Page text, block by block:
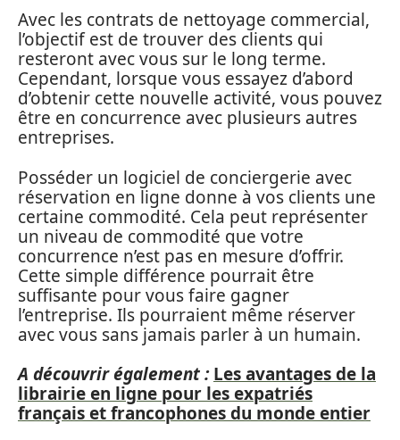
Avec les contrats de nettoyage commercial,
l’objectif est de trouver des clients qui
resteront avec vous sur le long terme.
Cependant, lorsque vous essayez d’abord
d’obtenir cette nouvelle activité, vous pouvez
être en concurrence avec plusieurs autres
entreprises.
Posséder un logiciel de conciergerie avec
réservation en ligne donne à vos clients une
certaine commodité. Cela peut représenter
un niveau de commodité que votre
concurrence n’est pas en mesure d’offrir.
Cette simple différence pourrait être
suffisante pour vous faire gagner
l’entreprise. Ils pourraient même réserver
avec vous sans jamais parler à un humain.
A découvrir également : Les avantages de la
librairie en ligne pour les expatriés
français et francophones du monde entier